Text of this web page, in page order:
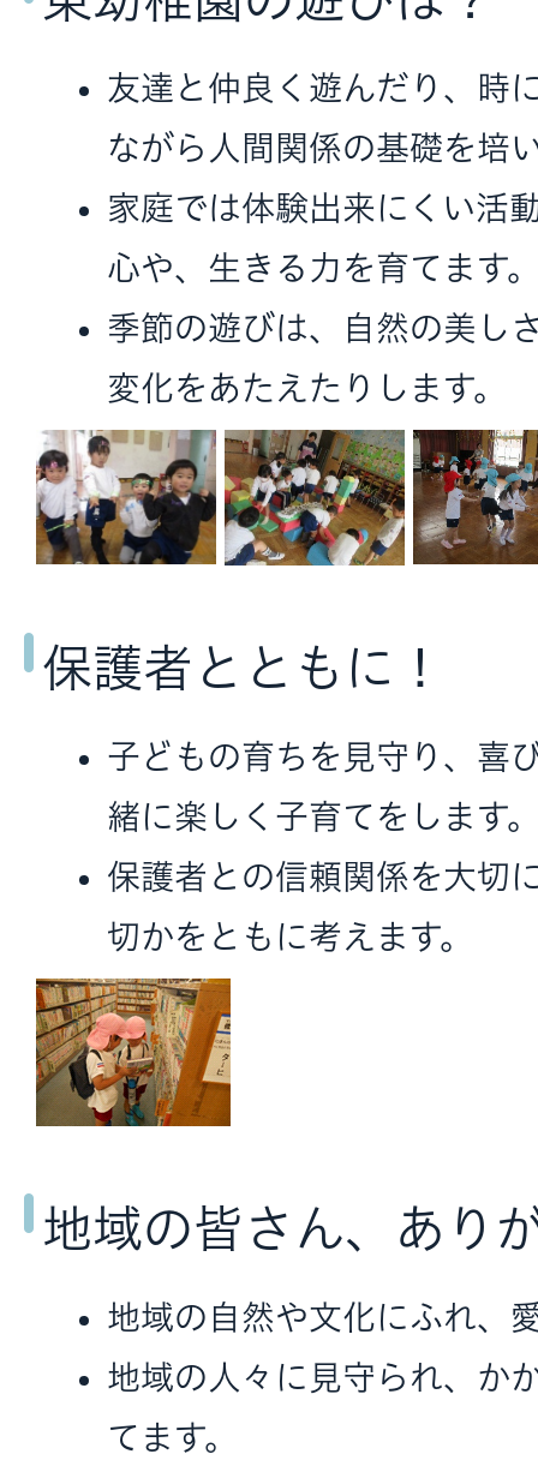
友達と仲良く遊んだり、時
ながら人間関係の基礎を培
家庭では体験出来にくい活
心や、生きる力を育てます
季節の遊びは、自然の美し
変化をあたえたりします。
保護者とともに！
子どもの育ちを見守り、喜
緒に楽しく子育てをします
保護者との信頼関係を大切
切かをともに考えます。
地域の皆さん、あり
地域の自然や文化にふれ、
地域の人々に見守られ、か
てます。